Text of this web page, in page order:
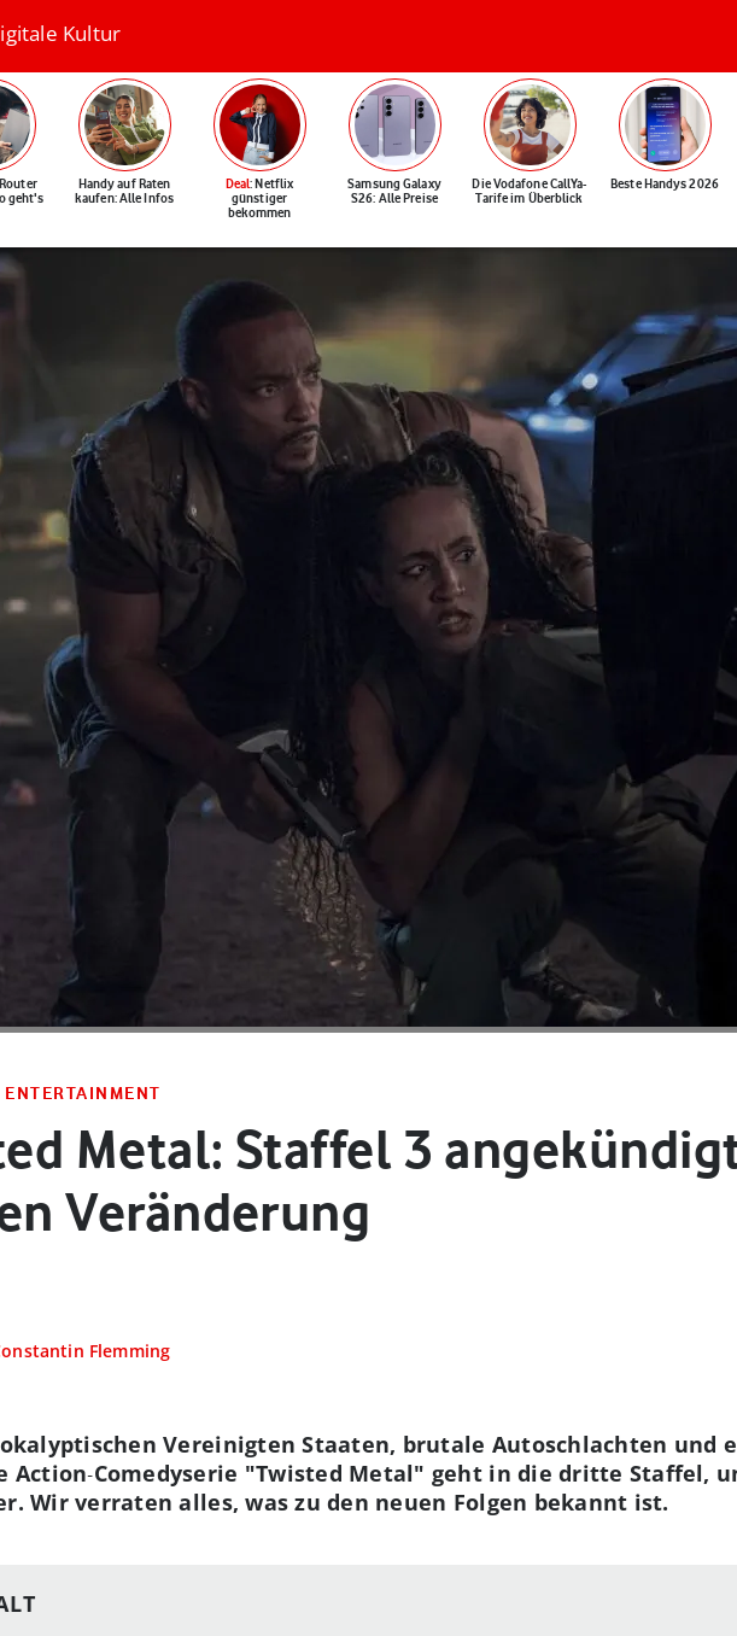
Kultur
geht's
Handy auf Raten
kaufen: Alle Infos
Deal: Netflix
günstiger
bekommen
Samsung Galaxy
S26: Alle Preise
Die Vodafone CallYa-
Tarife im Überblick
Beste Handys 2026
Metal: Staffel 3
Veränderung
Flemming
Vereinigten Staaten, brutale Autoschlachten und
Action‑Comedyserie "Twisted Metal" geht in die dritte Staffel,
Wir verraten alles, was zu den neuen Folgen bekannt ist.